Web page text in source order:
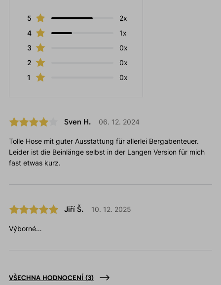
5
2x
4
1x
3
0x
2
0x
1
0x
Sven H. 06. 12. 2024
Tolle Hose mit guter Ausstattung für allerlei Bergabenteuer.
Leider ist die Beinlänge selbst in der Langen Version für mich
fast etwas kurz.
Jiří Š. 10. 12. 2025
Výborné…
VŠECHNA HODNOCENÍ (3)